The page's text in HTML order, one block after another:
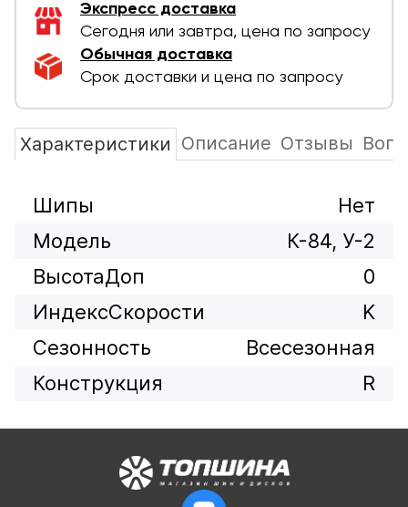
Экспресс доставка
Сегодня или завтра, цена по запросу
Обычная доставка
Срок доставки и цена по запросу
Характеристики Описание Отзывы
Шипы
Нет
Модель
К-84, У-2
ВысотаДоп
0
ИндексСкорости
K
Сезонность
Всесезонная
Конструкция
R